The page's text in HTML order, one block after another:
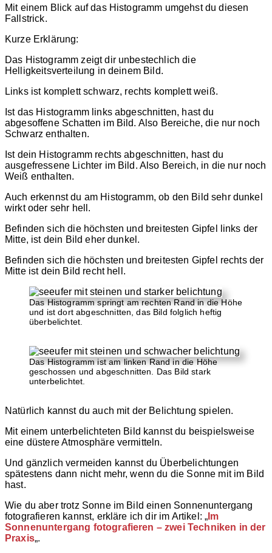
Mit einem Blick auf das Histogramm umgehst du diesen
Fallstrick.
Kurze Erklärung:
Das Histogramm zeigt dir unbestechlich die
Helligkeitsverteilung in deinem Bild.
Links ist komplett schwarz, rechts komplett weiß.
Ist das Histogramm links abgeschnitten, hast du
abgesoffene Schatten im Bild. Also Bereiche, die nur noch
Schwarz enthalten.
Ist dein Histogramm rechts abgeschnitten, hast du
ausgefressene Lichter im Bild. Also Bereich, in die nur noch
Weiß enthalten.
Auch erkennst du am Histogramm, ob den Bild sehr dunkel
wirkt oder sehr hell.
Befinden sich die höchsten und breitesten Gipfel links der
Mitte, ist dein Bild eher dunkel.
Befinden sich die höchsten und breitesten Gipfel rechts der
Mitte ist dein Bild recht hell.
Das Histogramm springt am rechten Rand in die Höhe
und ist dort abgeschnitten, das Bild folglich heftig
überbelichtet.
Das Histogramm ist am linken Rand in die Höhe
geschossen und abgeschnitten. Das Bild stark
unterbelichtet.
Natürlich kannst du auch mit der Belichtung spielen.
Mit einem unterbelichteten Bild kannst du beispielsweise
eine düstere Atmosphäre vermitteln.
Und gänzlich vermeiden kannst du Überbelichtungen
spätestens dann nicht mehr, wenn du die Sonne mit im Bild
hast.
Wie du aber trotz Sonne im Bild einen Sonnenuntergang
fotografieren kannst, erkläre ich dir im Artikel: „ Im
Sonnenuntergang fotografieren – zwei Techniken in der
Praxis„.